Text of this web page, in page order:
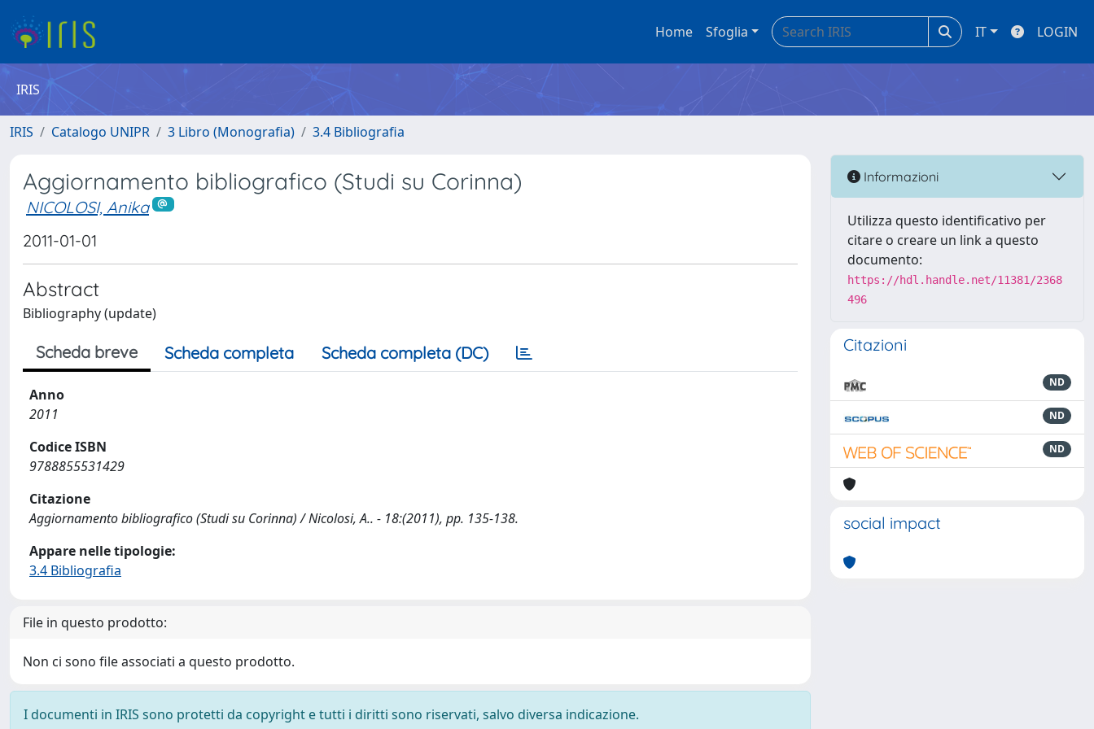
Home Sfoglia IT LOGIN
IRIS
IRIS Catalogo UNIPR 3 Libro (Monografia) 3.4 Bibliografia
Aggiornamento bibliografico (Studi su Corinna)
NICOLOSI, Anika
2011-01-01
Abstract
Bibliography (update)
Scheda breve Scheda completa Scheda completa (DC)
Anno
2011
Codice ISBN
9788855531429
Citazione
Aggiornamento bibliografico (Studi su Corinna) / Nicolosi, A.. - 18:(2011), pp. 135-138.
Appare nelle tipologie:
3.4 Bibliografia
File in questo prodotto:
Non ci sono file associati a questo prodotto.
I documenti in IRIS sono protetti da copyright e tutti i diritti sono riservati, salvo diversa indicazione.
Informazioni
Utilizza questo identificativo per
citare o creare un link a questo
documento:
https://hdl.handle.net/11381/2368
496
Citazioni
ND
ND
ND
social impact